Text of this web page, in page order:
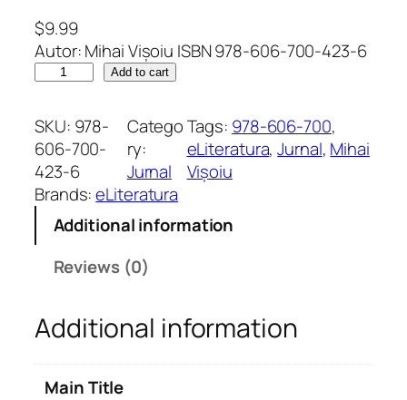
$9.99
Autor: Mihai Vișoiu ISBN 978-606-700-423-6
â
r
b
a
q
t
y
Add to cart
SKU: 978-
606-700-
423-6
Catego
ry:
Jurnal
Tags: 978-606-700
eLiteratura, Jurnal, Mihai
Vișoiu
Brands:eLiteratura
Additional information
Reviews (0)
Additional information
Main Title